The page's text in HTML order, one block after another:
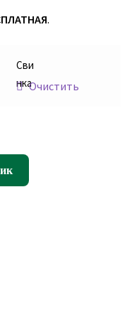
.
Сви
нкаОчистить